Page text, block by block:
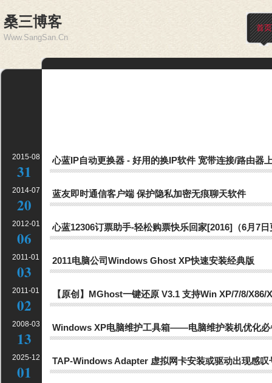
桑三博客
Www.SangSan.Cn
首页
2015-08
31
心蓝IP自动更换器 - 好用的换IP软件 宽带连接/路由器
2014-07
20
蓝友即时通信客户端 保护隐私加密无痕聊天软件
2012-01
06
心蓝12306订票助手-轻松购票快乐回家[2016]（6月7日
2011-01
03
2011电脑公司Windows Ghost XP快速安装经典版
2011-01
02
【原创】MGhost一键还原 V3.1 支持Win XP/7/8/X86/
2008-03
13
Windows XP电脑维护工具箱——电脑维护装机优化必
2025-12
01
TAP-Windows Adapter 虚拟网卡安装或驱动出现感叹